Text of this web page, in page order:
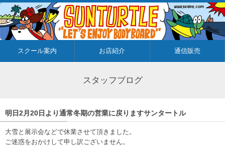
スクール案内 お店紹介 通信販売
スタッフブログ
明日2月20日より通常冬期の営業に戻りますサンタートル
大雪と展示会などで休業させて頂きました。
ご迷惑をおかけして申し訳ございません。